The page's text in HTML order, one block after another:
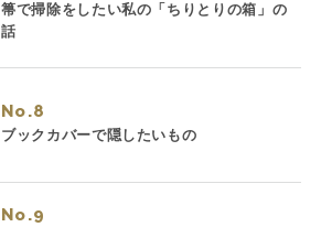
箒で掃除をしたい私の「ちりとりの箱」の
話
No.
ブックカバーで隠したいもの
No.